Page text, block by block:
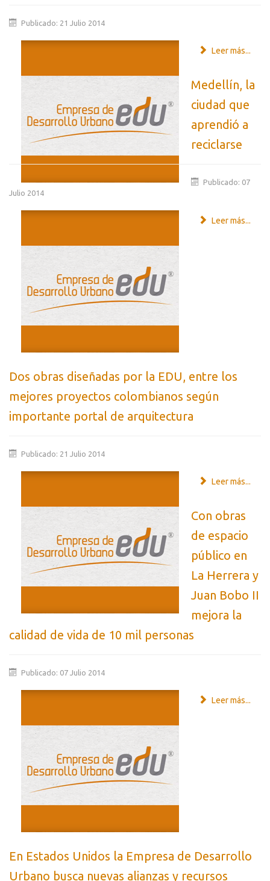
Publicado: 21 Julio 2014
Leer más...
Medellín, la
ciudad que
aprendió a
reciclarse
Publicado: 07
Julio 2014
Leer más...
Dos obras diseñadas por la EDU, entre los
mejores proyectos colombianos según
importante portal de arquitectura
Publicado: 21 Julio 2014
Leer más...
Con obras
de espacio
público en
La Herrera y
Juan Bobo II
mejora la
calidad de vida de 10 mil personas
Publicado: 07 Julio 2014
Leer más...
En Estados Unidos la Empresa de Desarrollo
Urbano busca nuevas alianzas y recursos